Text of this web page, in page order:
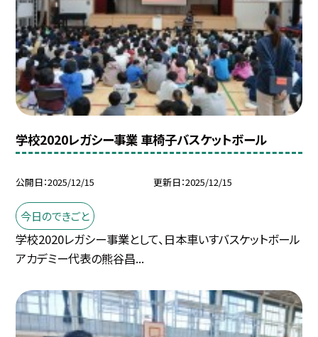
学校2020レガシー事業 車椅子バスケットボール
公開日 2025/12/15 更新日 2025/12/15
今日のできごと
学校2020レガシー事業として、日本車いすバスケットボール
アカデミー代表の熊谷昌...